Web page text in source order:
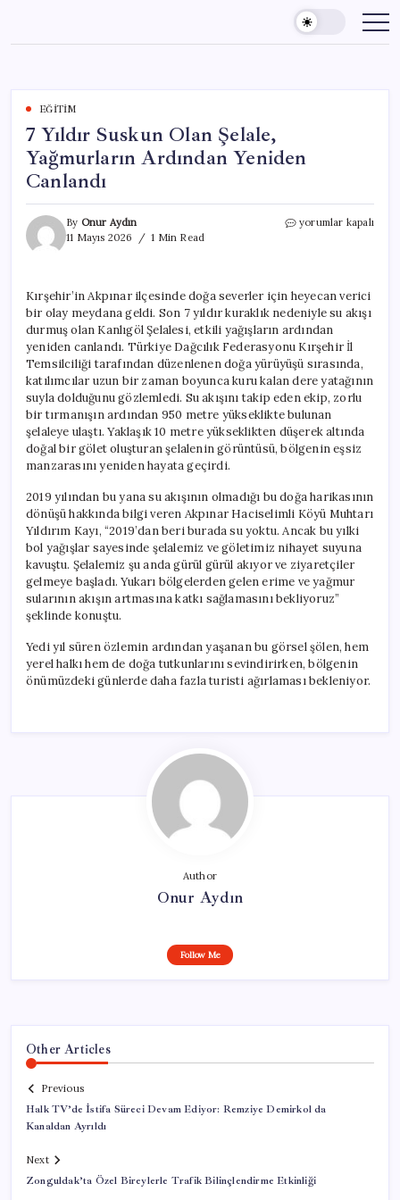
content
EĞITIM
7 Yıldır Suskun Olan Şelale,
Yağmurların Ardından Yeniden
Canlandı
By Onur Aydın
11 Mayıs 2026
1 Min Read
7
Yağmurların
Ardından
Yeniden
Canlandı
için
yorumlar kapalı
Kırşehir’in Akpınar ilçesinde doğa severler için heyecan verici
bir olay meydana geldi. Son 7 yıldır kuraklık nedeniyle su akışı
durmuş olan Kanlıgöl Şelalesi, etkili yağışların ardından
yeniden canlandı. Türkiye Dağcılık Federasyonu Kırşehir İl
Temsilciliği tarafından düzenlenen doğa yürüyüşü sırasında,
katılımcılar uzun bir zaman boyunca kuru kalan dere yatağının
suyla dolduğunu gözlemledi. Su akışını takip eden ekip, zorlu
bir tırmanışın ardından 950 metre yükseklikte bulunan
şelaleye ulaştı. Yaklaşık 10 metre yükseklikten düşerek altında
doğal bir gölet oluşturan şelalenin görüntüsü, bölgenin eşsiz
manzarasını yeniden hayata geçirdi.
2019 yılından bu yana su akışının olmadığı bu doğa harikasının
dönüşü hakkında bilgi veren Akpınar Haciselimli Köyü Muhtarı
Yıldırım Kayı, “2019’dan beri burada su yoktu. Ancak bu yılki
bol yağışlar sayesinde şelalemiz ve göletimiz nihayet suyuna
kavuştu. Şelalemiz şu anda gürül gürül akıyor ve ziyaretçiler
gelmeye başladı. Yukarı bölgelerden gelen erime ve yağmur
sularının akışın artmasına katkı sağlamasını bekliyoruz”
şeklinde konuştu.
Yedi yıl süren özlemin ardından yaşanan bu görsel şölen, hem
yerel halkı hem de doğa tutkunlarını sevindirirken, bölgenin
önümüzdeki günlerde daha fazla turisti ağırlaması bekleniyor.
Author
Onur Aydın
Follow Me
Other Articles
Previous
Halk TV’de İstifa Süreci Devam Ediyor: Remziye Demirkol da
Kanaldan Ayrıldı
Next
Zonguldak’ta Özel Bireylerle Trafik Bilinçlendirme Etkinliği